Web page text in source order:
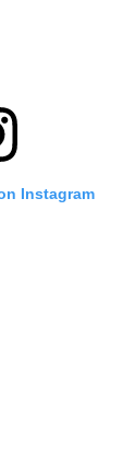
Instagram